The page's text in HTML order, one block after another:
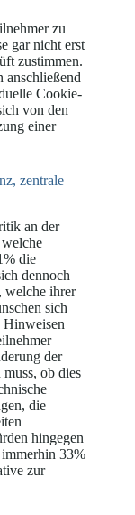
zu
gar nicht erst
zustimmen.
anschließend
Cookie-
von den
einer
zentrale
an der
die
dennoch
welche ihrer
sich
Hinweisen
der
ob dies
die
hingegen
33%
zur